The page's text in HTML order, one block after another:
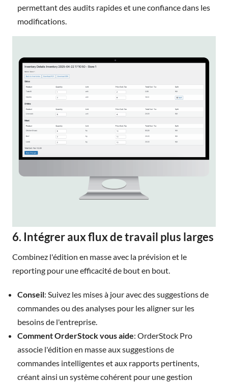
permettant des audits rapides et une confiance dans les
modifications.
6. Intégrer aux flux de travail plus larges
Combinez l'édition en masse avec la prévision et le
reporting pour une efficacité de bout en bout.
Conseil: Suivez les mises à jour avec des suggestions de
commandes ou des analyses pour les aligner sur les
besoins de l'entreprise.
Comment OrderStock vous aide: OrderStock Pro
associe l'édition en masse aux suggestions de
commandes intelligentes et aux rapports pertinents,
créant ainsi un système cohérent pour une gestion